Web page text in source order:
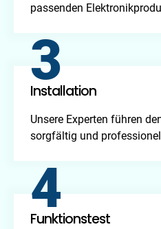
passenden
Installation
Unsere Experten führen
sorgfältig und
3
Funktionstest
4